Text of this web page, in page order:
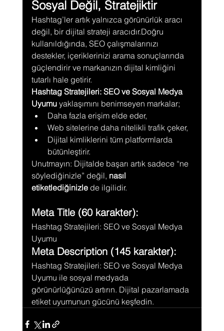
Sosyal Değil, Stratejiktir
Hashtag’ler artık yalnızca görünürlük aracı
değil, bir dijital strateji aracıdır.Doğru
kullanıldığında, SEO çalışmalarınızı
destekler, içeriklerinizi arama sonuçlarında
güçlendirir ve markanızın dijital kimliğini
tutarlı hale getirir.
Hashtag Stratejileri: SEO ve Sosyal Medya
Uyumu yaklaşımını benimseyen markalar;
Daha fazla erişim elde eder,
Web sitelerine daha nitelikli trafik çeker,
Dijital kimliklerini tüm platformlarda
bütünleştirir.
Unutmayın: Dijitalde başarı artık sadece “ne
söylediğinizle” değil, nasıl
etiketlediğinizle de ilgilidir.
Meta Title (60 karakter):
Hashtag Stratejileri: SEO ve Sosyal Medya
Uyumu
Meta Description (145 karakter):
Hashtag Stratejileri: SEO ve Sosyal Medya
Uyumu ile sosyal medyada
görünürlüğünüzü artırın. Dijital pazarlamada
etiket uyumunun gücünü keşfedin.